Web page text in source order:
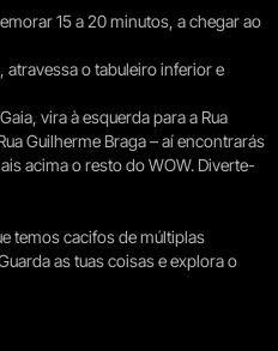
15 a 20 minutos, a chegar ao
atravessa o tabuleiro inferior e
vira à esquerda para a Rua
Guilherme Braga – aí encontrarás
acima o resto do WOW. Diverte-
temos cacifos de múltiplas
as tuas coisas e explora o